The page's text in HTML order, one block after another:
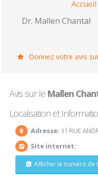
Accueil
Dr. Mallen Chantal
Donnez votre avis
Avis sur le Mallen
Localisation et
Adresse: 11 RUE
Site internet:
Afficher le numéro de